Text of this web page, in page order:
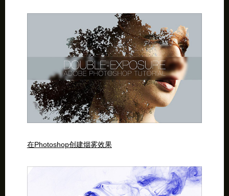
在Photoshop创建烟雾效果